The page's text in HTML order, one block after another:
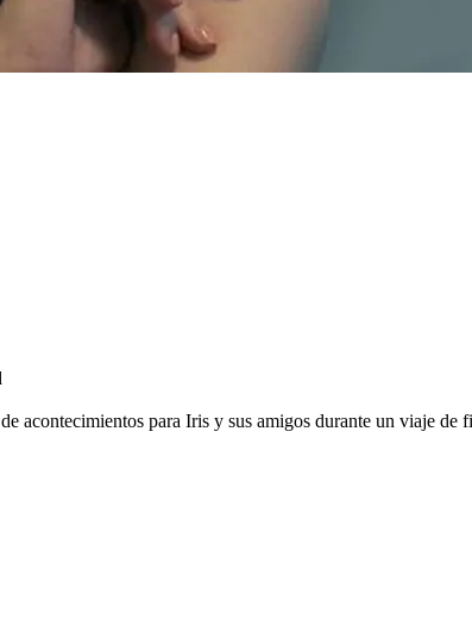
acontecimientos para Iris y sus amigos durante un viaje de